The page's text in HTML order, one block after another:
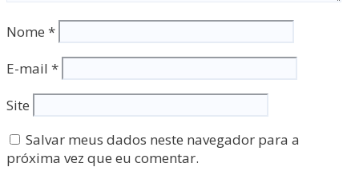
Nome *
E-mail *
Site
Salvar meus dados neste navegador para a
próxima vez que eu comentar.